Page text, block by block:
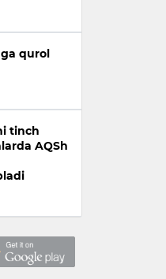
qurol
tinch
AQSh